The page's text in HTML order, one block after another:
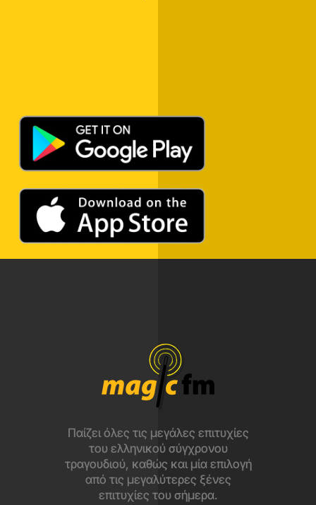
Παίζει όλες τις μεγάλες επιτυχίες
του ελληνικού σύγχρονου
τραγουδιού, καθώς και μία επιλογή
από τις μεγαλύτερες ξένες
επιτυχίες του σήμερα.